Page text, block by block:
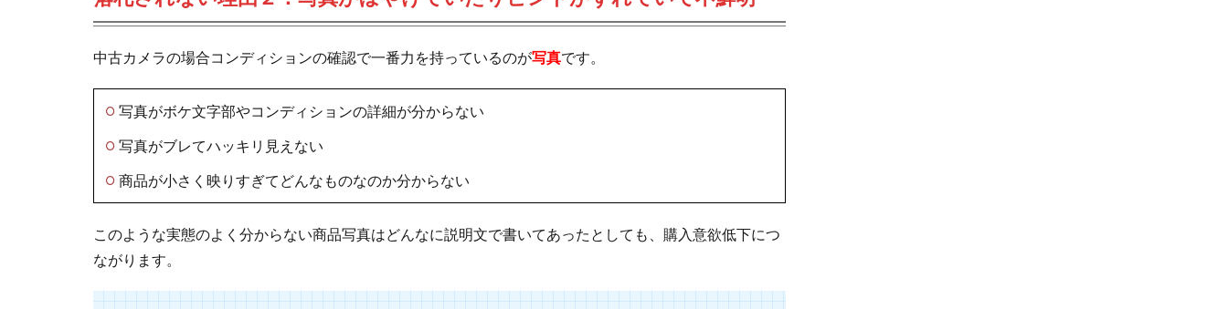
中古カメラの場合コンディションの確認で一番力を持っているのが写真です。
写真がボケ文字部やコンディションの詳細が分からない
写真がブレてハッキリ見えない
商品が小さく映りすぎてどんなものなのか分からない
このような実態のよく分からない商品写真はどんなに説明文で書いてあったとしても、購入意欲低下につ
ながります。